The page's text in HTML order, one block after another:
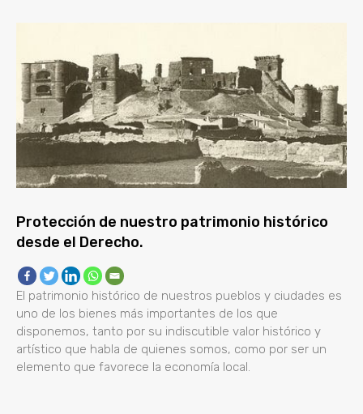
Protección de nuestro patrimonio histórico
desde el Derecho.
El patrimonio histórico de nuestros pueblos y ciudades es
uno de los bienes más importantes de los que
disponemos, tanto por su indiscutible valor histórico y
artístico que habla de quienes somos, como por ser un
elemento que favorece la economía local.